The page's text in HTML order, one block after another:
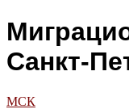
Санкт-
МСК